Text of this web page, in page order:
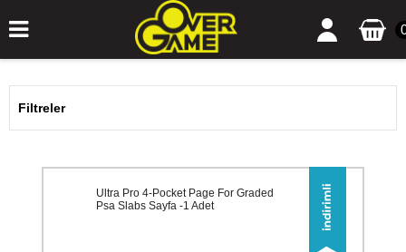
Filtreler
Ultra Pro 4-Pocket Page For Graded
Psa Slabs Sayfa -1 Adet